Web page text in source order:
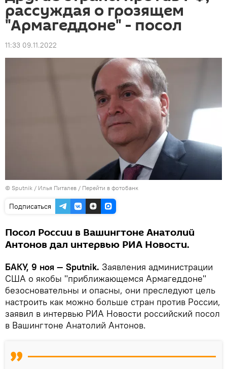
рассуждая о грозящем
"Армагеддоне" - посол
11:33 09.11.2022
© Sputnik / Илья Питалев / Перейти в фотобанк
Подписаться
Посол России в Вашингтоне Анатолий
Антонов дал интервью РИА Новости.
БАКУ, 9 ноя — Sputnik. Заявления администрации
США о якобы "приближающемся Армагеддоне"
безосновательны и опасны, они преследуют цель
настроить как можно больше стран против России,
заявил в интервью РИА Новости российский посол
в Вашингтоне Анатолий Антонов.